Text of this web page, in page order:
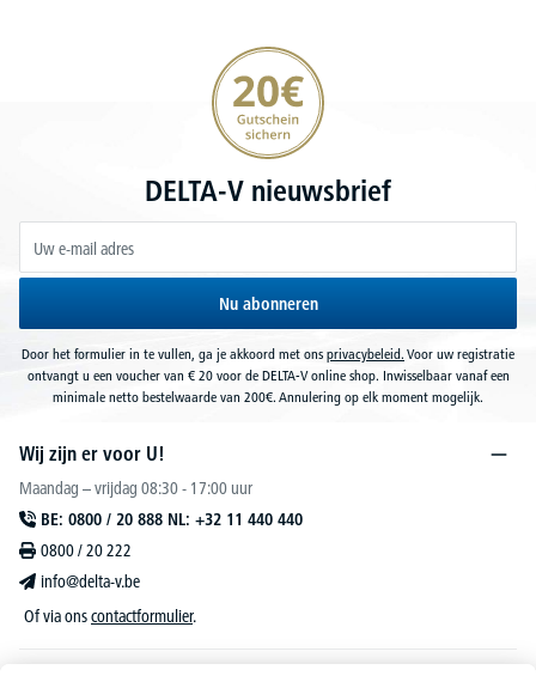
20€ korting verzekeren
DELTA-V nieuwsbrief
Nu abonneren
Door het formulier in te vullen, ga je akkoord met ons privacybeleid. Voor uw registratie
ontvangt u een voucher van € 20 voor de DELTA-V online shop. Inwisselbaar vanaf een
minimale netto bestelwaarde van 200€. Annulering op elk moment mogelijk.
Wij zijn er voor U!
Maandag – vrijdag 08:30 - 17:00 uur
BE: 0800 / 20 888 NL: +32 11 440 440
0800 / 20 222
info@delta-v.be
Of via onscontactformulier.